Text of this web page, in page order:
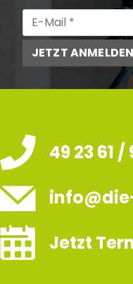
JETZT ANMELDEN
49 23 61 /
Jetzt